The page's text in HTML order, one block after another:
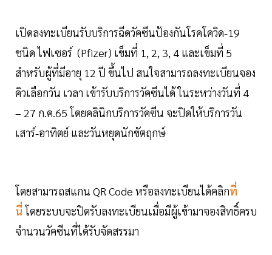
เปิดลงทะเบียนรับบริการฉีดวัคซีนป้องกันโรคโควิด-19
ชนิด ไฟเซอร์ (Pfizer) เข็มที่ 1, 2, 3, 4 และเข็มที่ 5
สำหรับผู้ที่มีอายุ 12 ปี ขึ้นไป สนใจสามารถลงทะเบียนจอง
คิวเลือกวัน เวลา เข้ารับบริการวัคซีนได้ ในระหว่างวันที่ 4
– 27 ก.ค.65 โดยคลินิกบริการวัคซีน จะปิดให้บริการวัน
เสาร์-อาทิตย์ และวันหยุดนักขัตฤกษ์
โดยสามารถสแกน QR Code หรือลงทะเบียนได้คลิกที่
นี่โดยระบบจะปิดรับลงทะเบียนเมื่อมีผู้เข้ามาจองสิทธิ์ครบ
จำนวนวัคซีนที่ได้รับจัดสรรมา